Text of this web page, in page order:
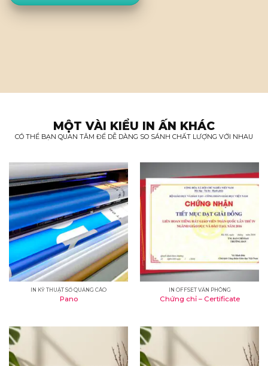
MỘT VÀI KIỂU IN ẤN KHÁC
CÓ THỂ BẠN QUAN TÂM ĐỂ DỄ DÀNG SO SÁNH CHẤT LƯỢNG VỚI NHAU
IN KỸ THUẬT SỐ QUẢNG CÁO
Pano
IN OFFSET VĂN PHÒNG
Chứng chỉ – Certificate